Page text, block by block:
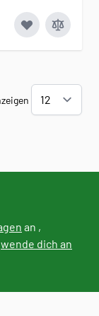
an ,
wende dich an